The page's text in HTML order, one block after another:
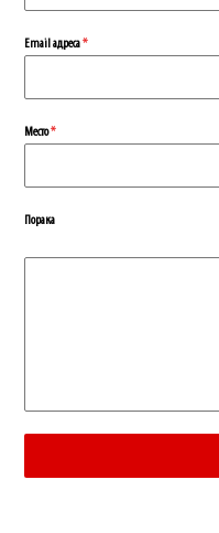
Еmail адреса*
Место*
Порака